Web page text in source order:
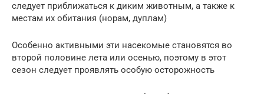
следует приближаться к диким животным, а также к
местам их обитания (норам, дуплам)
Особенно активными эти насекомые становятся во
второй половине лета или осенью, поэтому в этот
сезон следует проявлять особую осторожность